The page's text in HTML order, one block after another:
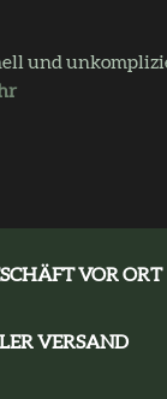
und
VOR ORT
VERSAND